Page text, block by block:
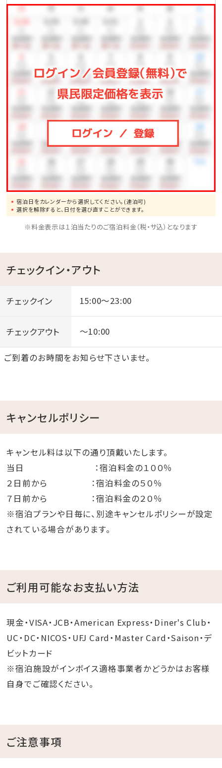
●那覇空港まで、車で約1.5時間
●一度は行ってみたい!美ら海水族館まで、車で約50分
●モンドセレクション受賞作品多数!御菓子御殿「恩納
店」まで、車で約2分
●崖の下に広がるエメラルドの美しい海!万座毛まで、
車で約10分
●ブセナリゾートの海中展望塔まで、車で約15分
●歴代琉球王の居城・首里城まで、車で約60分
宿泊日をカレンダーから選択してください。(連泊可)
選択を解除すると、日付を選び直すことができます。
※料金表示は１泊当たりのご宿泊料金（税・サ込）となります
チェックイン・アウト
チェックイン 15:00～23:00
チェックアウト ～10:00
ご到着のお時間をお知らせ下さいませ。
キャンセルポリシー
キャンセル料は以下の通り頂戴いたします。
当日 ：宿泊料金の１００％
２日前から ：宿泊料金の５０％
７日前から ：宿泊料金の２０％
※宿泊プランや日毎に、別途キャンセルポリシーが設定
されている場合があります。
ご利用可能なお支払い方法
現金・VISA・JCB・American Express・Diner's Club・
UC・DC・NICOS・UFJ Card・Master Card・Saison・デ
ビットカード
※宿泊施設がインボイス適格事業者かどうかはお客様
自身でご確認ください。
ご注意事項